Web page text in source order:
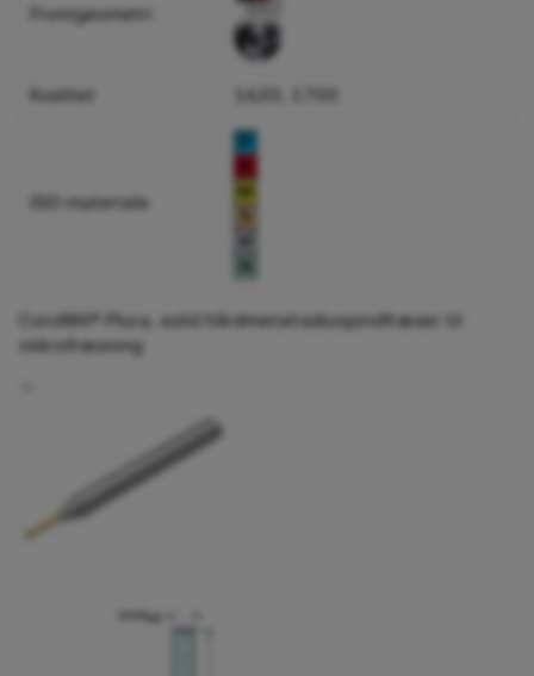
Frontgeometri
Kvalitet 1620, 1700
ISO-materiale
CoroMill® Plura, solid hårdmetalradiuspindfræser til
mikrofræsning